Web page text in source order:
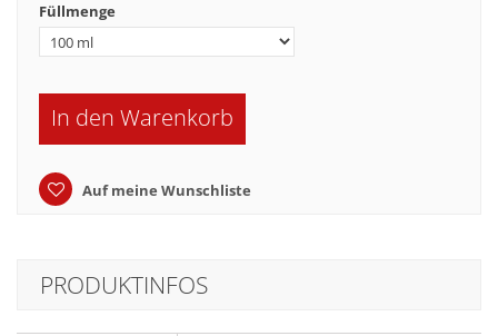
Füllmenge
In den Warenkorb
Auf meine Wunschliste
PRODUKTINFOS